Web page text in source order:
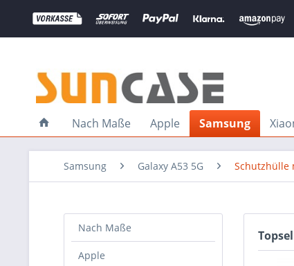
Nach Maße Apple Samsung
Samsung Galaxy A53 5G Schutzhülle
Nach Maße
Apple